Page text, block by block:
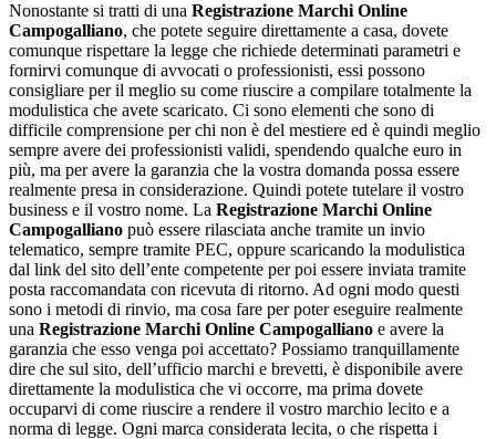
Nonostante si tratti di una Registrazione Marchi Online
Campogalliano, che potete seguire direttamente a casa, dovete
comunque rispettare la legge che richiede determinati parametri e
fornirvi comunque di avvocati o professionisti, essi possono
consigliare per il meglio su come riuscire a compilare totalmente la
modulistica che avete scaricato. Ci sono elementi che sono di
difficile comprensione per chi non è del mestiere ed è quindi meglio
sempre avere dei professionisti validi, spendendo qualche euro in
più, ma per avere la garanzia che la vostra domanda possa essere
realmente presa in considerazione. Quindi potete tutelare il vostro
business e il vostro nome. La Registrazione Marchi Online
Campogalliano può essere rilasciata anche tramite un invio
telematico, sempre tramite PEC, oppure scaricando la modulistica
dal link del sito dell’ente competente per poi essere inviata tramite
posta raccomandata con ricevuta di ritorno. Ad ogni modo questi
sono i metodi di rinvio, ma cosa fare per poter eseguire realmente
una Registrazione Marchi Online Campogalliano e avere la
garanzia che esso venga poi accettato? Possiamo tranquillamente
dire che sul sito, dell’ufficio marchi e brevetti, è disponibile avere
direttamente la modulistica che vi occorre, ma prima dovete
occuparvi di come riuscire a rendere il vostro marchio lecito e a
norma di legge. Ogni marca considerata lecita, o che rispetta i